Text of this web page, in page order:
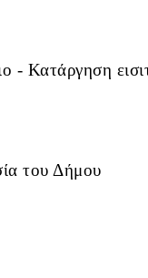
- Κατάργηση
του Δήμου